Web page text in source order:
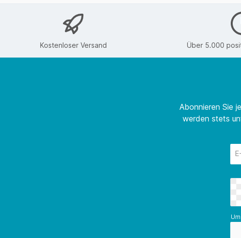
Kostenloser Versand Über 5.000
Abonnieren Sie
werden stets